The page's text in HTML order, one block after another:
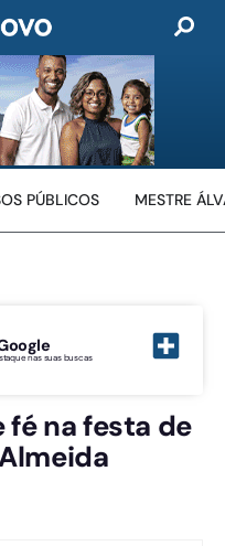
PÚBLICOS MESTRE
nas suas buscas
fé na festa de